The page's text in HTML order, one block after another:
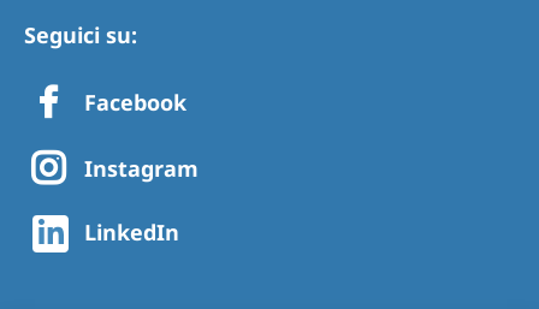
Seguici su:
Facebook
Instagram
LinkedIn